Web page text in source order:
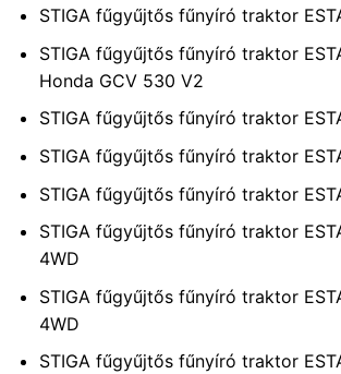
STIGA fűgyűjtős fűnyíró traktor
STIGA fűgyűjtős fűnyíró traktor
Honda GCV 530 V2
STIGA fűgyűjtős fűnyíró traktor
STIGA fűgyűjtős fűnyíró traktor
STIGA fűgyűjtős fűnyíró traktor
STIGA fűgyűjtős fűnyíró traktor
4WD
STIGA fűgyűjtős fűnyíró traktor
4WD
STIGA fűgyűjtős fűnyíró traktor